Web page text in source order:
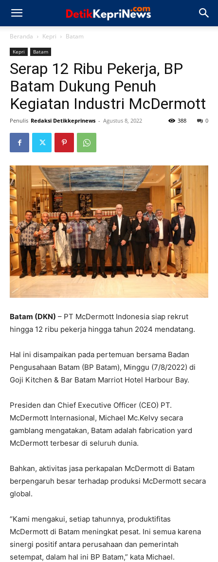
Beranda Kepri Batam
Kepri Batam
Serap 12 Ribu Pekerja, BP
Batam Dukung Penuh
Kegiatan Industri McDermott
Penulis Redaksi Detikkeprinews - Agustus 8, 2022 0
388
Batam (DKN) – PT McDermott Indonesia siap rekrut
hingga 12 ribu pekerja hingga tahun 2024 mendatang.
Hal ini disampaikan pada pertemuan bersama Badan
Pengusahaan Batam (BP Batam), Minggu (7/8/2022) di
Goji Kitchen & Bar Batam Marriot Hotel Harbour Bay.
Presiden dan Chief Executive Officer (CEO) PT.
McDermott Internasional, Michael Mc.Kelvy secara
gamblang mengatakan, Batam adalah fabrication yard
McDermott terbesar di seluruh dunia.
Bahkan, aktivitas jasa perkapalan McDermott di Batam
berpengaruh besar terhadap produksi McDermott secara
global.
“Kami mengakui, setiap tahunnya, produktifitas
McDermott di Batam meningkat pesat. Ini semua karena
sinergi positif antara perusahaan dan pemerintah
setempat, dalam hal ini BP Batam,” kata Michael.